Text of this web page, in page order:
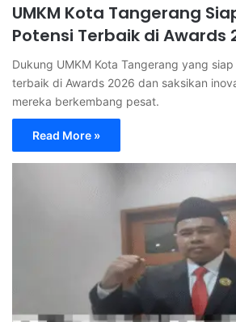
UMKM Kota Tangerang
Potensi Terbaik di Awards
Dukung UMKM Kota Tangerang yang
terbaik di Awards 2026 dan saksikan
mereka berkembang pesat.
Read More »